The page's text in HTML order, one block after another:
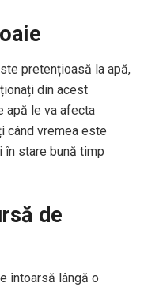
pretențioasă la apă,
din acest
apă le va afecta
când vremea este
stare bună timp
de
întoarsă lângă o